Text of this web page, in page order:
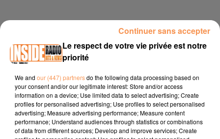
Publié : 12 octobre 2023 à 11h08 - Modifié : 12 octobre 2023
à 11h08 Océane
À LA UNE
Le respect de votre vie privée est notre
priorité
We and our (447) partnersdo the following data processing based on
your consent and/or our legitimate interest: Store and/or access
information on a device; Use limited data to select advertising; Create
profiles for personalised advertising; Use profiles to select personalised
advertising; Measure advertising performance; Measure content
performance; Understand audiences through statistics or combinations
of data from different sources; Develop and improve services; Create
Continuer sans accepter